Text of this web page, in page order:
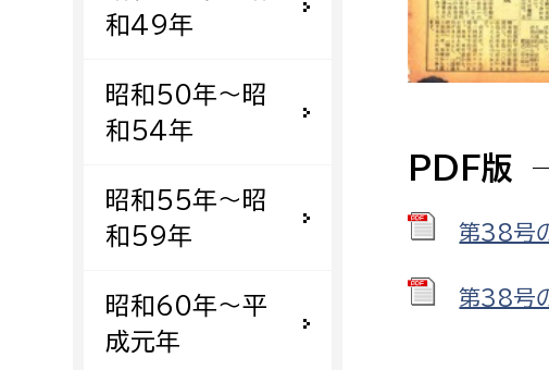
国県事業推進課
道水路整備課
みどり公園課
上下水道局
経営総務課
教育部
和49年
昭和50年〜昭
和54年
昭和55年〜昭
和59年
昭和60年〜平
成元年
PDF版
第38号の
第38号の